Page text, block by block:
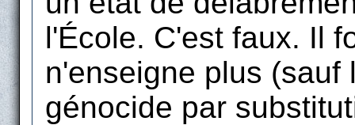
l'École. C'est faux. Il
n'enseigne plus
génocide par